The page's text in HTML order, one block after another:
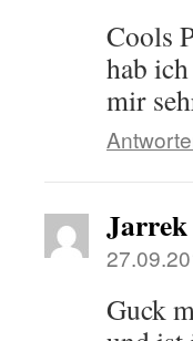
Cools
hab
mir
Jarrek
Guck